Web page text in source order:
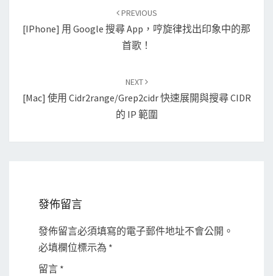
navigation
PREVIOUS
[iPhone] 用 Google 搜尋 App，哼旋律找出印象中的那
首歌！
NEXT
[Mac] 使用 Cidr2range/grep2cidr 快速展開與搜尋 CIDR
的 IP 範圍
發佈留言
發佈留言必須填寫的電子郵件地址不會公開。
必填欄位標示為 *
留言 *